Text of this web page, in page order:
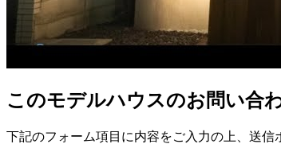
このモデルハウスのお問い合
下記のフォーム項目に内容をご入力の上、送信